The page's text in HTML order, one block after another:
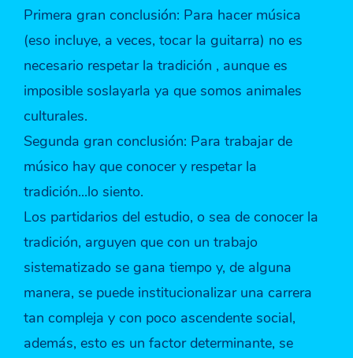
Primera gran conclusión: Para hacer música
(eso incluye, a veces, tocar la guitarra) no es
necesario respetar la tradición , aunque es
imposible soslayarla ya que somos animales
culturales.
Segunda gran conclusión: Para trabajar de
músico hay que conocer y respetar la
tradición...lo siento.
Los partidarios del estudio, o sea de conocer la
tradición, arguyen que con un trabajo
sistematizado se gana tiempo y, de alguna
manera, se puede institucionalizar una carrera
tan compleja y con poco ascendente social,
además, esto es un factor determinante, se